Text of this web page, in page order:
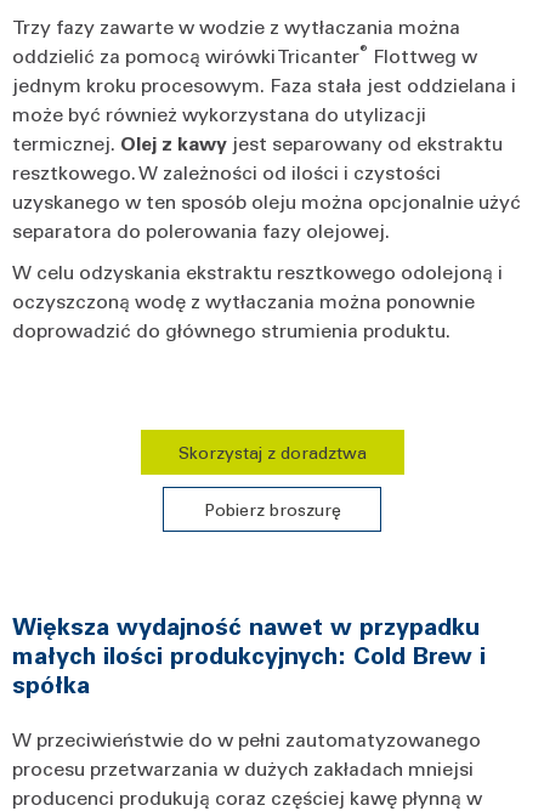
Trzy fazy zawarte w wodzie z wytłaczania można
oddzielić za pomocą wirówki Tricanter® Flottweg w
jednym kroku procesowym. Faza stała jest oddzielana i
może być również wykorzystana do utylizacji
termicznej. Olej z kawy jest separowany od ekstraktu
resztkowego. W zależności od ilości i czystości
uzyskanego w ten sposób oleju można opcjonalnie użyć
separatora do polerowania fazy olejowej.
W celu odzyskania ekstraktu resztkowego odolejoną i
oczyszczoną wodę z wytłaczania można ponownie
doprowadzić do głównego strumienia produktu.
Skorzystaj z doradztwa
Pobierz broszurę
Większa wydajność nawet w przypadku
małych ilości produkcyjnych: Cold Brew i
spółka
W przeciwieństwie do w pełni zautomatyzowanego
procesu przetwarzania w dużych zakładach mniejsi
producenci produkują coraz częściej kawę płynną w